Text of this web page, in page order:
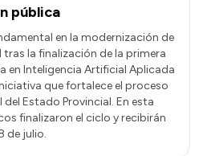
pública
en la modernización de
la finalización de la primera
en Inteligencia Artificial Aplicada
que fortalece el proceso
Estado Provincial. En esta
finalizaron el ciclo y recibirán
de julio.